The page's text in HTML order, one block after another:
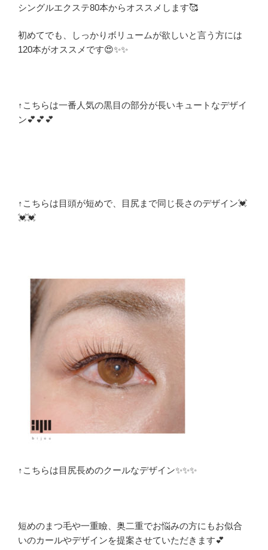
シングルエクステ80本からオススメします🥰
初めてでも、しっかりボリュームが欲しいと言う方には
120本がオススメです😍✨✨
↑こちらは一番人気の黒目の部分が長いキュートなデザイ
ン💕💕💕
↑こちらは目頭が短めで、目尻まで同じ長さのデザイン💓
💓💓
↑こちらは目尻長めのクールなデザイン✨✨✨
短めのまつ毛や一重瞼、奥二重でお悩みの方にもお似合
いのカールやデザインを提案させていただきます💕